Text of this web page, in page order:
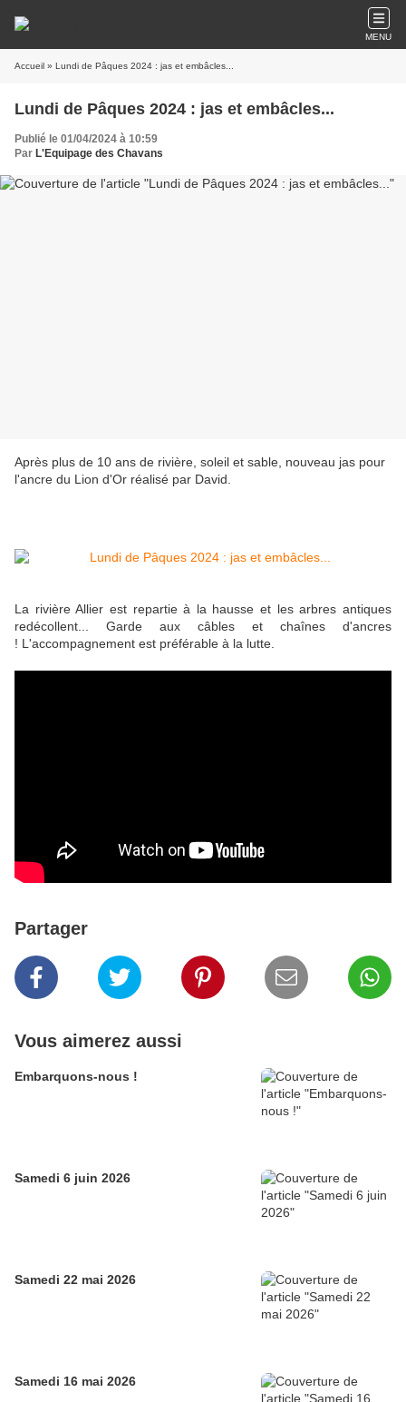
MENU
Accueil » Lundi de Pâques 2024 : jas et embâcles...
Lundi de Pâques 2024 : jas et embâcles...
Publié le 01/04/2024 à 10:59
Par L'Equipage des Chavans
Après plus de 10 ans de rivière, soleil et sable, nouveau jas pour
l'ancre du Lion d'Or réalisé par David.
La rivière Allier est repartie à la hausse et les arbres antiques
redécollent... Garde aux câbles et chaînes d'ancres
! L'accompagnement est préférable à la lutte.
Partager
Vous aimerez aussi
Embarquons-nous !
Samedi 6 juin 2026
Samedi 22 mai 2026
Samedi 16 mai 2026